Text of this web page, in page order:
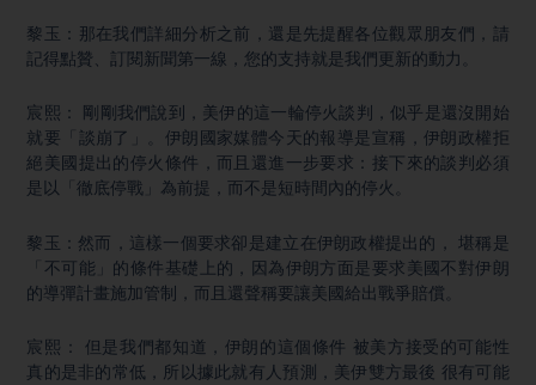
黎玉：那在我們詳細分析之前，還是先提醒各位觀眾朋友們，請
記得點贊、訂閱新聞第一線，您的支持就是我們更新的動力。
宸熙： 剛剛我們說到，美伊的這一輪停火談判，似乎是還沒開始
就要「談崩了」。伊朗國家媒體今天的報導是宣稱，伊朗政權拒
絕美國提出的停火條件，而且還進一步要求：接下來的談判必須
是以「徹底停戰」為前提，而不是短時間內的停火。
黎玉：然而，這樣一個要求卻是建立在伊朗政權提出的， 堪稱是
「不可能」的條件基礎上的，因為伊朗方面是要求美國不對伊朗
的導彈計畫施加管制，而且還聲稱要讓美國給出戰爭賠償。
宸熙： 但是我們都知道，伊朗的這個條件 被美方接受的可能性
真的是非的常低，所以據此就有人預測，美伊雙方最後 很有可能